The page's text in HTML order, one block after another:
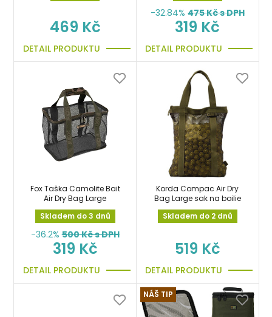
469 Kč
DETAIL PRODUKTU
-32.84% 475Kč s DPH
319 Kč
DETAIL PRODUKTU
Fox Taška Camolite Bait
Air Dry Bag Large
Skladem do 3 dnů
-36.2% 500Kč s DPH
319 Kč
DETAIL PRODUKTU
Korda Compac Air Dry
Bag Large sak na boilie
Skladem do 2 dnů
519 Kč
DETAIL PRODUKTU
NÁŠ TIP